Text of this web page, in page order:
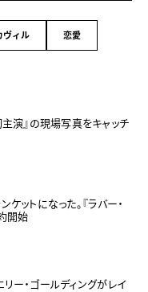
ヴィル
恋愛
主演』の現場写真をキャッチ
ットになった。『ラバー・
開始
ー・ゴールディングがレイ